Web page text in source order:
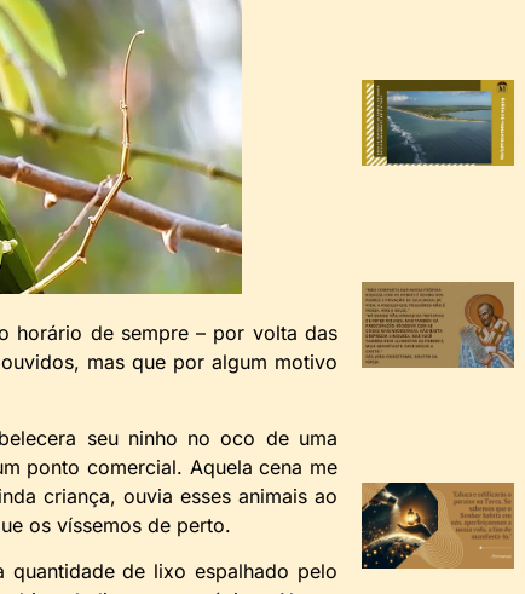
horário de sempre – por volta das
mas que por algum motivo
seu ninho no oco de uma
ponto comercial. Aquela cena me
criança, ouvia esses animais ao
os víssemos de perto.
quantidade de lixo espalhado pelo